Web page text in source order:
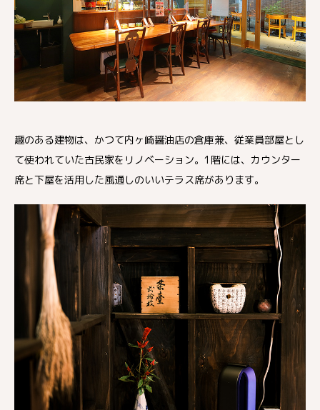
趣のある建物は、かつて内ヶ崎醤油店の倉庫兼、従業員部屋とし
て使われていた古民家をリノベーション。1階には、カウンター
席と下屋を活用した風通しのいいテラス席があります。